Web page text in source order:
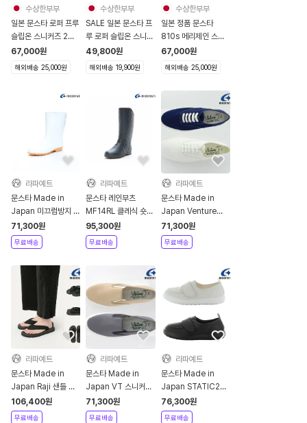
수상한부부
일본 문스타 로퍼 프루
슬립온 스니커즈 2컬
러 블랙 화이트
67,000원
해외배송 25,000원
수상한부부
SALE 일본 문스타 프
루 로퍼 슬립온 스니커
즈 다크 브라운
49,800원
해외배송 19,900원
수상한부부
일본 정품 문스타
810s 메리제인 스니
커즈 3컬러 ET038
67,000원
해외배송 25,000원
라파예트
문스타 Made in
Japan 미끄럼방지 방
수화 주방화
71,300원
무료배송
라파예트
문스타 레인부츠
MF14RL 클레식 숏
부츠
95,300원
무료배송
라파예트
문스타 Made in
Japan Venture
sneaker 11 스니커즈
신발
71,300원
무료배송
라파예트
문스타 Made in
Japan Raji 샌들 슬
리퍼
106,400원
무료배송
라파예트
문스타 Made in
Japan VT 스니커즈
15 슬립온 신발
71,300원
무료배송
라파예트
문스타 Made in
Japan STATIC201
메쉬 슬립온 신발
76,300원
무료배송